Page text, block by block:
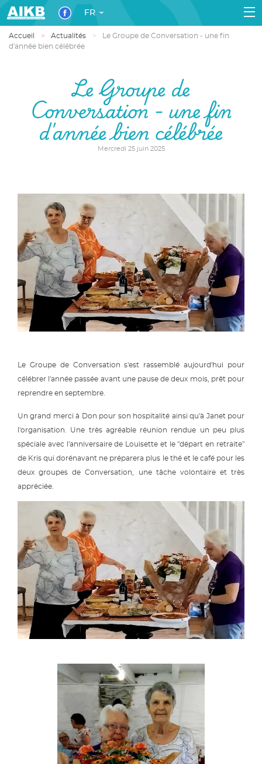
FR
Accueil Actualités
Le Groupe de Conversation - une fin
d'année bien célébrée
Le Groupe de
Conversation - une fin
d'année bien célébrée
Mercredi 25 juin 2025
Le Groupe de Conversation s'est rassemblé aujourd'hui pour
célébrer l'année passée avant une pause de deux mois, prêt pour
reprendre en septembre.
Un grand merci à Don pour son hospitalité ainsi qu'à Janet pour
l'organisation. Une très agréable réunion rendue un peu plus
spéciale avec l'anniversaire de Louisette et le "départ en retraite"
de Kris qui dorénavant ne préparera plus le thé et le café pour les
deux groupes de Conversation, une tâche volontaire et très
appréciée.